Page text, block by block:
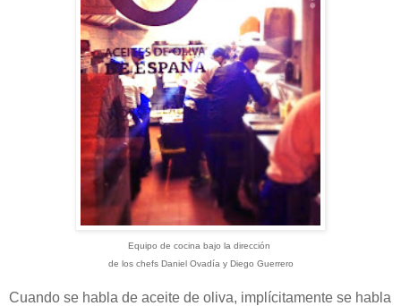
Equipo de cocina bajo la dirección
de los chefs Daniel Ovadía y Diego Guerrero
Cuando se habla de aceite de oliva, implícitamente se habla